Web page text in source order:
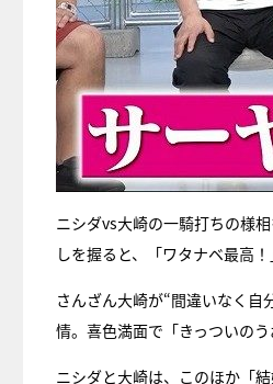
ニシダvs大崎の一騎打ちの様
しを握ると、「ワタナベ最高
さんざん大崎が“間違いなく
情。喜色満面で「きっついの
ニシダと大崎は、このほか「